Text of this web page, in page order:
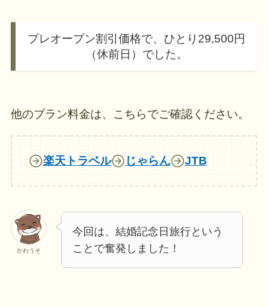
プレオープン割引価格で、ひとり29,500円
（休前日）でした。
他のプラン料金は、こちらでご確認ください。
楽天トラベル じゃらん JTB
かわうそ
今回は、結婚記念日旅行という
ことで奮発しました！